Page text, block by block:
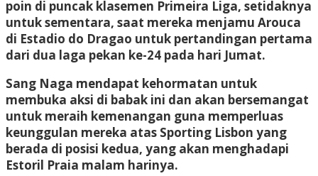
poin di puncak klasemen Primeira Liga, setidaknya
untuk sementara, saat mereka menjamu Arouca
di Estadio do Dragao untuk pertandingan pertama
dari dua laga pekan ke-24 pada hari Jumat.
Sang Naga mendapat kehormatan untuk
membuka aksi di babak ini dan akan bersemangat
untuk meraih kemenangan guna memperluas
keunggulan mereka atas Sporting Lisbon yang
berada di posisi kedua, yang akan menghadapi
Estoril Praia malam harinya.